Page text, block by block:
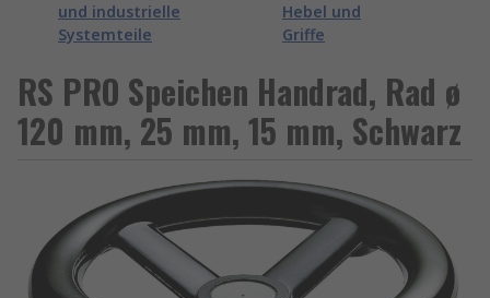
und industrielle
Systemteile
Hebel und
Griffe
RS PRO Speichen Handrad, Rad ø
120 mm, 25 mm, 15 mm, Schwarz